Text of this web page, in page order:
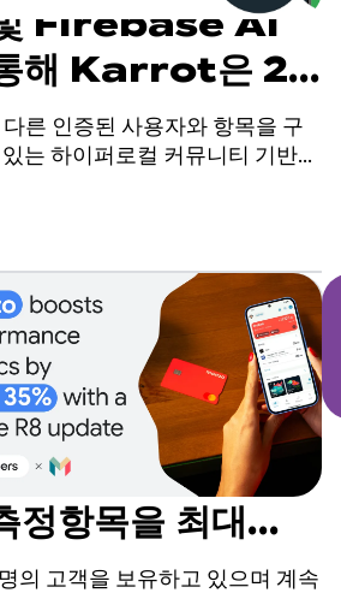
Firebase AI
해 Karrot은 2
드된 번역 기능으
릴 수 있었습니다.
른 인증된 사용자와 항목을 구
는 하이퍼로컬 커뮤니티 기반
입니다. 2015년 대한민국에서
폼은 전 세계 시장으로 확장되어
록 사용자를 확보했습니다.
단한 R8 업데이
정항목을 최대
선합니다.
의 고객을 보유하고 있으며 계속